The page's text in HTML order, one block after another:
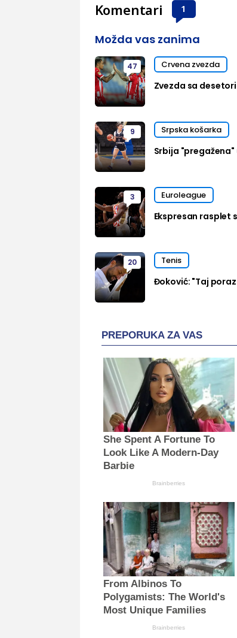
Komentari 1
Možda vas zanima
47 Crvena zvezda
Zvezda sa
9 Srpska košarka
Srbija
3 Euroleague
Ekspresan rasplet
20 Tenis
Đoković: "Taj
PREPORUKA ZA VAS
She Spent A Fortune To
Look Like A Modern-Day
Barbie
Brainberries
From Albinos To
Polygamists: The World's
Most Unique Families
Brainberries